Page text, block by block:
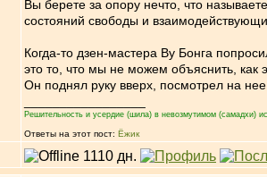
Вы берете за опору нечто, что
состояний свободы и
Когда-то дзен-мастера Ву Бонга
это то, что мы не можем объяснить, как
Он поднял руку вверх, посмотрел на
Решительность и усердие (шила) в невозмутимом (самадхи)
Ответы на этот пост: Ёжик